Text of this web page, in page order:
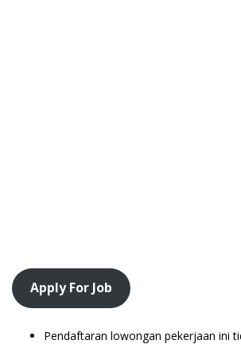
Apply For Job
Pendaftaran lowongan pekerjaan ini